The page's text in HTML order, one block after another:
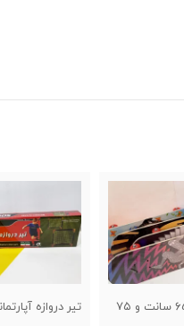
دستکش بوکس